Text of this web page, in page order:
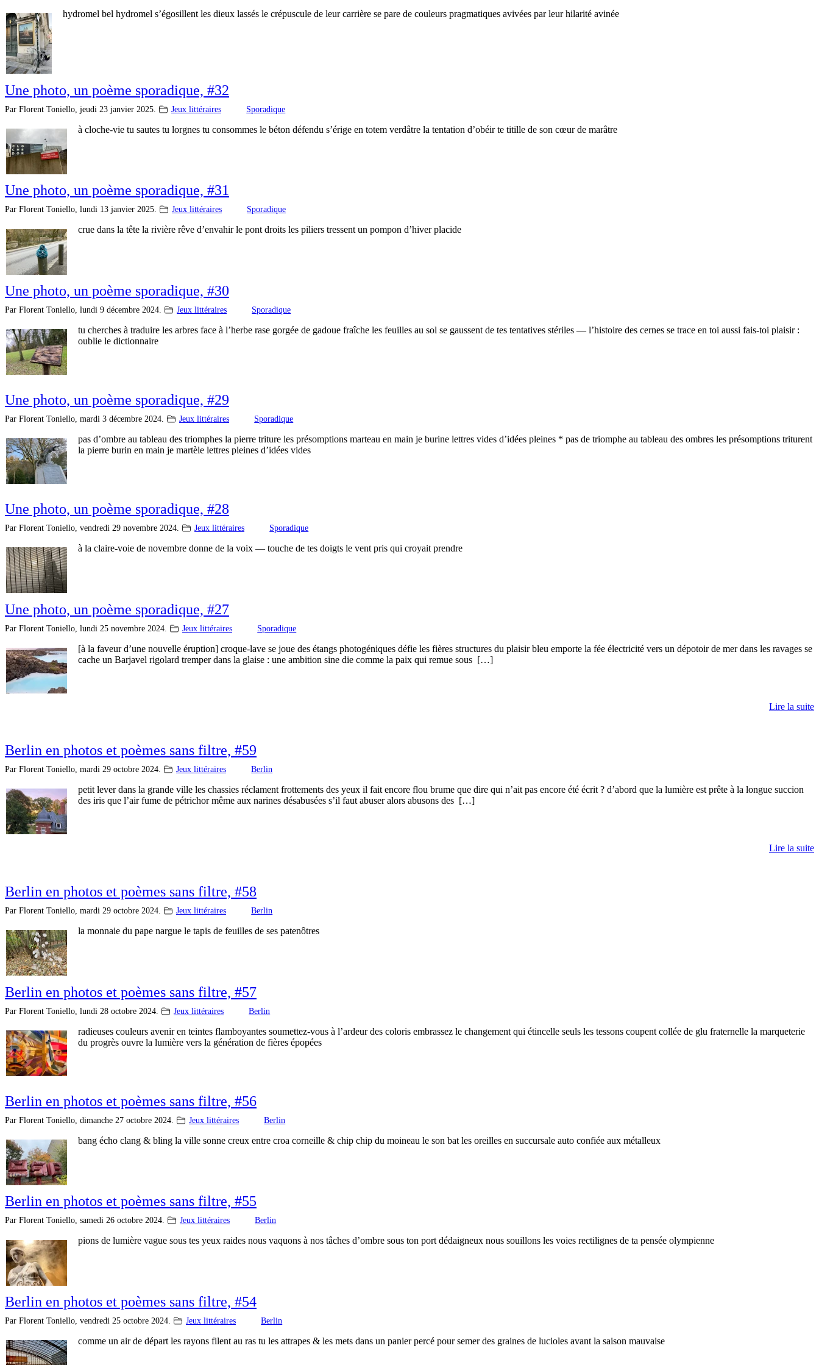
hydromel bel hydromel s’égosillent les dieux lassés le crépuscule de leur carrière se pare de couleurs pragmatiques avivées par leur hilarité avinée
Une photo, un poème sporadique, #32
Par Florent Toniello, jeudi 23 janvier 2025. Jeux littéraires Sporadique
à cloche-vie tu sautes tu lorgnes tu consommes le béton défendu s’érige en totem verdâtre la tentation d’obéir te titille de son cœur de marâtre
Une photo, un poème sporadique, #31
Par Florent Toniello, lundi 13 janvier 2025. Jeux littéraires Sporadique
crue dans la tête la rivière rêve d’envahir le pont droits les piliers tressent un pompon d’hiver placide
Une photo, un poème sporadique, #30
Par Florent Toniello, lundi 9 décembre 2024. Jeux littéraires Sporadique
tu cherches à traduire les arbres face à l’herbe rase gorgée de gadoue fraîche les feuilles au sol se gaussent de tes tentatives stériles — l’histoire des cernes se trace en toi aussi fais-toi plaisir :
oublie le dictionnaire
Une photo, un poème sporadique, #29
Par Florent Toniello, mardi 3 décembre 2024. Jeux littéraires Sporadique
pas d’ombre au tableau des triomphes la pierre triture les présomptions marteau en main je burine lettres vides d’idées pleines * pas de triomphe au tableau des ombres les présomptions triturent
la pierre burin en main je martèle lettres pleines d’idées vides
Une photo, un poème sporadique, #28
Par Florent Toniello, vendredi 29 novembre 2024. Jeux littéraires Sporadique
à la claire-voie de novembre donne de la voix — touche de tes doigts le vent pris qui croyait prendre
Une photo, un poème sporadique, #27
Par Florent Toniello, lundi 25 novembre 2024. Jeux littéraires Sporadique
[à la faveur d’une nouvelle éruption] croque-lave se joue des étangs photogéniques défie les fières structures du plaisir bleu emporte la fée électricité vers un dépotoir de mer dans les ravages se
cache un Barjavel rigolard tremper dans la glaise : une ambition sine die comme la paix qui remue sous […]
Lire la suite
Berlin en photos et poèmes sans filtre, #59
Par Florent Toniello, mardi 29 octobre 2024. Jeux littéraires Berlin
petit lever dans la grande ville les chassies réclament frottements des yeux il fait encore flou brume que dire qui n’ait pas encore été écrit ? d’abord que la lumière est prête à la longue succion
des iris que l’air fume de pétrichor même aux narines désabusées s’il faut abuser alors abusons des […]
Lire la suite
Berlin en photos et poèmes sans filtre, #58
Par Florent Toniello, mardi 29 octobre 2024. Jeux littéraires Berlin
la monnaie du pape nargue le tapis de feuilles de ses patenôtres
Berlin en photos et poèmes sans filtre, #57
Par Florent Toniello, lundi 28 octobre 2024. Jeux littéraires Berlin
radieuses couleurs avenir en teintes flamboyantes soumettez-vous à l’ardeur des coloris embrassez le changement qui étincelle seuls les tessons coupent collée de glu fraternelle la marqueterie
du progrès ouvre la lumière vers la génération de fières épopées
Berlin en photos et poèmes sans filtre, #56
Par Florent Toniello, dimanche 27 octobre 2024. Jeux littéraires Berlin
bang écho clang & bling la ville sonne creux entre croa corneille & chip chip du moineau le son bat les oreilles en succursale auto confiée aux métalleux
Berlin en photos et poèmes sans filtre, #55
Par Florent Toniello, samedi 26 octobre 2024. Jeux littéraires Berlin
pions de lumière vague sous tes yeux raides nous vaquons à nos tâches d’ombre sous ton port dédaigneux nous souillons les voies rectilignes de ta pensée olympienne
Berlin en photos et poèmes sans filtre, #54
Par Florent Toniello, vendredi 25 octobre 2024. Jeux littéraires Berlin
comme un air de départ les rayons filent au ras tu les attrapes & les mets dans un panier percé pour semer des graines de lucioles avant la saison mauvaise